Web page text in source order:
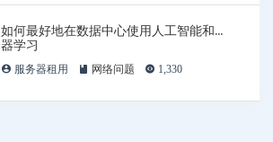
如何最好地在数据中心使用人工智能和机
器学习
服务器租用 网络问题 1,330